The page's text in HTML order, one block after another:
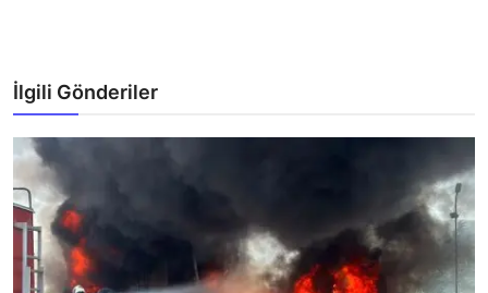
İlgili Gönderiler